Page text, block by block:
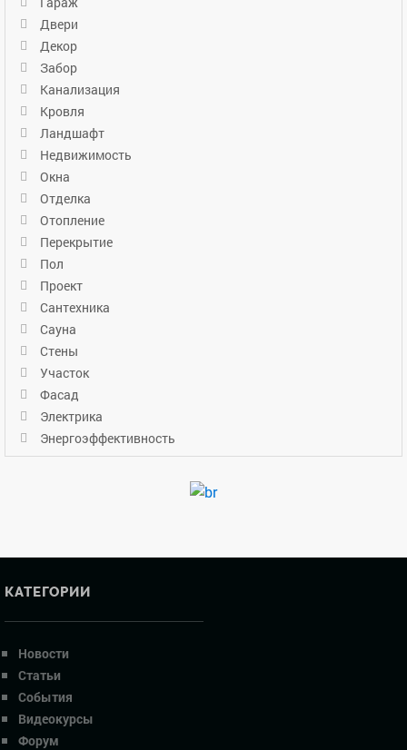
Двери
Декор
Забор
Канализация
Кровля
Ландшафт
Недвижимость
Окна
Отделка
Отопление
Перекрытие
Пол
Проект
Сантехника
Сауна
Стены
Участок
Фасад
Электрика
Энергоэффективность
КАТЕГОРИИ
Новости
Статьи
События
Видеокурсы
Форум